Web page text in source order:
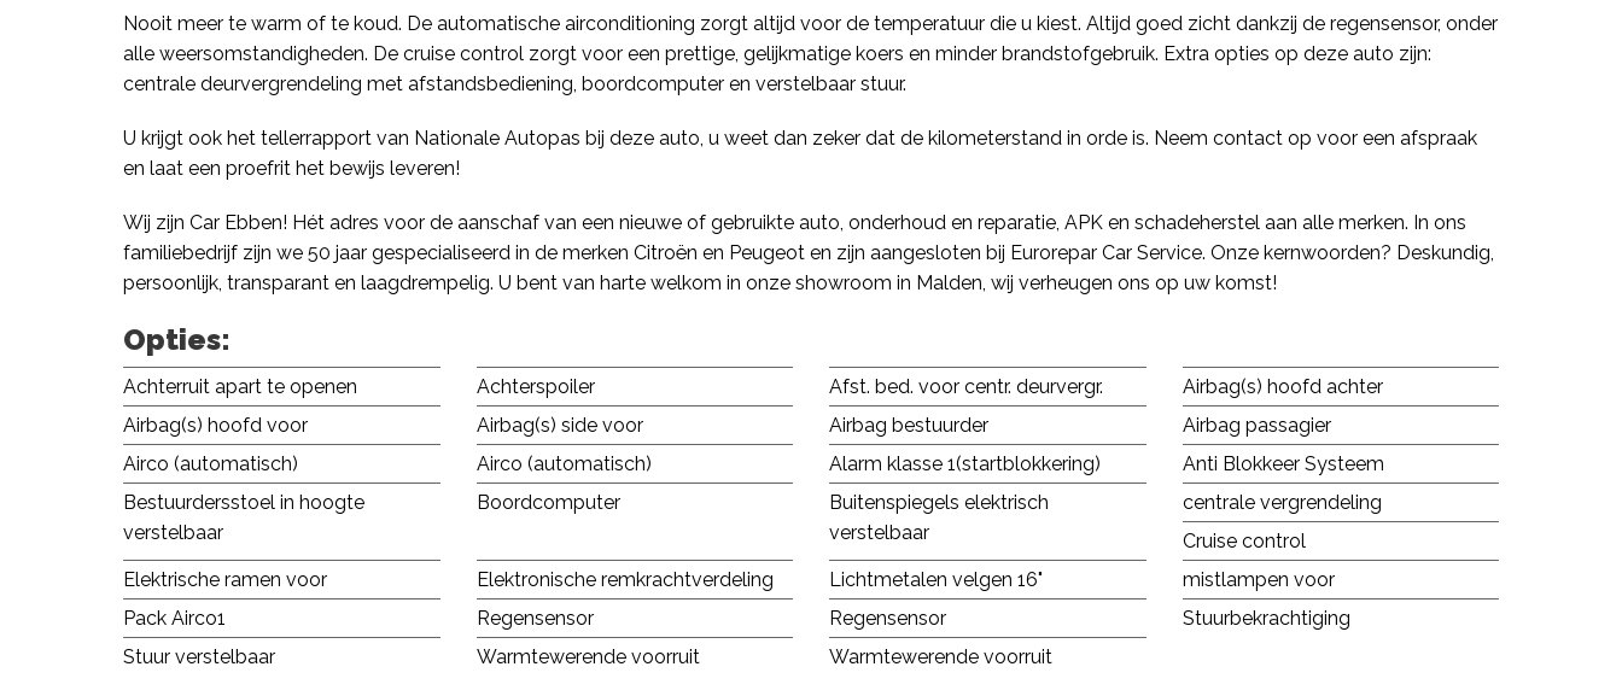
Nooit meer te warm of te koud. De automatische airconditioning zorgt altijd voor de temperatuur die u kiest. Altijd goed zicht dankzij de regensensor, onder
alle weersomstandigheden. De cruise control zorgt voor een prettige, gelijkmatige koers en minder brandstofgebruik. Extra opties op deze auto zijn:
centrale deurvergrendeling met afstandsbediening, boordcomputer en verstelbaar stuur.
U krijgt ook het tellerrapport van Nationale Autopas bij deze auto, u weet dan zeker dat de kilometerstand in orde is. Neem contact op voor een afspraak
en laat een proefrit het bewijs leveren!
Wij zijn Car Ebben! Hét adres voor de aanschaf van een nieuwe of gebruikte auto, onderhoud en reparatie, APK en schadeherstel aan alle merken. In ons
familiebedrijf zijn we 50 jaar gespecialiseerd in de merken Citroën en Peugeot en zijn aangesloten bij Eurorepar Car Service. Onze kernwoorden? Deskundig,
persoonlijk, transparant en laagdrempelig. U bent van harte welkom in onze showroom in Malden, wij verheugen ons op uw komst!
Opties:
Achterruit apart te openen Achterspoiler Afst. bed. voor centr. deurvergr.
Airbag(s) hoofd achter
Airbag(s) hoofd voor
Airbag(s) side voor Airbag bestuurder
Airbag passagier
Airco (automatisch)
Airco (automatisch) Alarm klasse 1(startblokkering)
Anti Blokkeer Systeem
Bestuurdersstoel in hoogte
verstelbaar
Boordcomputer
Buitenspiegels elektrisch
verstelbaar
centrale vergrendeling
Cruise control
Elektrische ramen voor
Elektronische remkrachtverdeling Lichtmetalen velgen 16"
mistlampen voor
Pack Airco1
Regensensor Regensensor
Stuurbekrachtiging
Stuur verstelbaar
Warmtewerende voorruit Warmtewerende voorruit